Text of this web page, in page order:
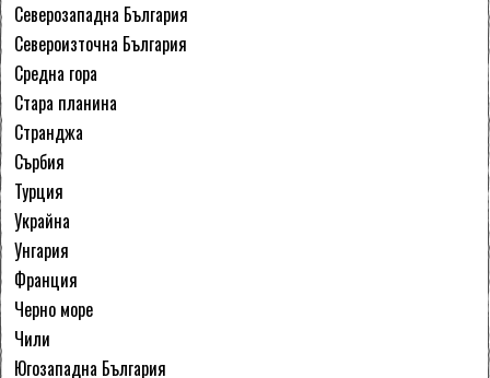
Северозападна България
Североизточна България
Средна гора
Стара планина
Странджа
Сърбия
Турция
Украйна
Унгария
Франция
Черно море
Чили
Югозападна България